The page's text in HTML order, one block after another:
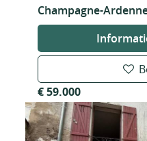
Champagne-
€ 59.000